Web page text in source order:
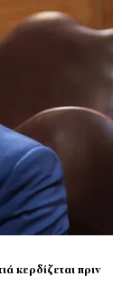
κερδίζεται πριν